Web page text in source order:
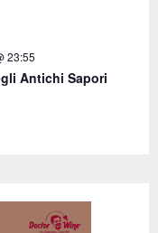
23:55
Antichi Sapori